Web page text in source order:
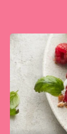
Tällä reseptillä